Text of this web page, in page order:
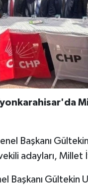
Başkanı
adayları, Millet
Başkanı